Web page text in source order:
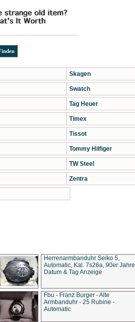
Skagen
Swatch
Tag Heuer
Timex
Tissot
Tommy Hilfiger
TW Steel
Zentra
Herrenarmbanduhr Seiko 5,
Automatic, Kal. 7s26a, 90er Jahre
Datum & Tag Anzeige
Fbu - Franz Burger - Alte
Armbanduhr - 25 Rubine -
Automatic